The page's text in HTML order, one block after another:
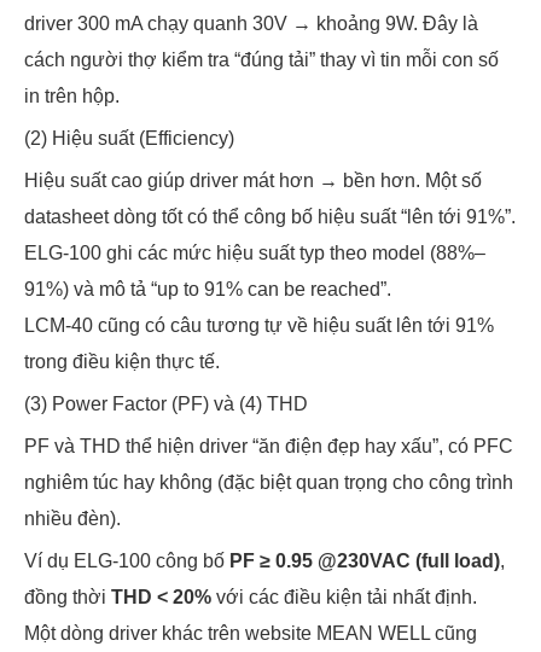
driver 300 mA chạy quanh 30V → khoảng 9W. Đây là
cách người thợ kiểm tra “đúng tải” thay vì tin mỗi con số
in trên hộp.
(2) Hiệu suất (Efficiency)
Hiệu suất cao giúp driver mát hơn → bền hơn. Một số
datasheet dòng tốt có thể công bố hiệu suất “lên tới 91%”.
ELG-100 ghi các mức hiệu suất typ theo model (88%–
91%) và mô tả “up to 91% can be reached”.
LCM-40 cũng có câu tương tự về hiệu suất lên tới 91%
trong điều kiện thực tế.
(3) Power Factor (PF) và (4) THD
PF và THD thể hiện driver “ăn điện đẹp hay xấu”, có PFC
nghiêm túc hay không (đặc biệt quan trọng cho công trình
nhiều đèn).
Ví dụ ELG-100 công bố PF ≥ 0.95 @230VAC (full load),
đồng thời THD < 20% với các điều kiện tải nhất định.
Một dòng driver khác trên website MEAN WELL cũng